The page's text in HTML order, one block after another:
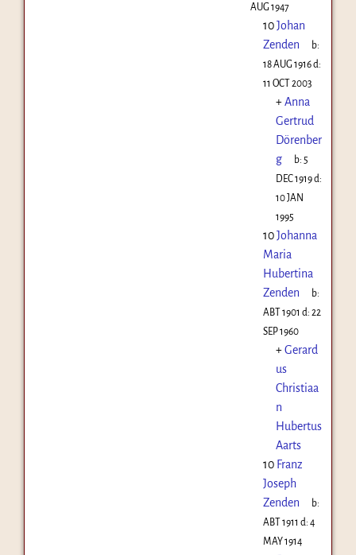
AUG 1947
10Johan
Zenden
b:
18 AUG 1916d:
11 OCT 2003
+Anna
Gertrud
Dörenber
g
b: 5
DEC 1919d:
10 JAN
1995
10Johanna
Maria
Hubertina
Zenden
b:
ABT 1901 d: 22
SEP 1960
+Gerard
us
Christiaa
n
Hubertus
Aarts
10 Franz
Joseph
Zenden
b:
ABT 1911 d: 4
MAY 1914